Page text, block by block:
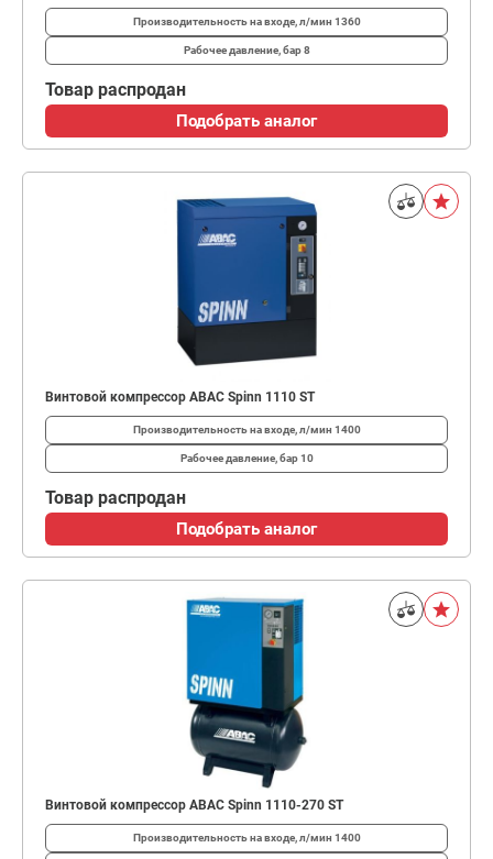
Производительность на входе, л/мин 1360
Рабочее давление, бар8
Товар распродан
Подобрать аналог
Винтовой компрессор ABAC Spinn 1110 ST
Производительность на входе, л/мин 1400
Рабочее давление, бар10
Товар распродан
Подобрать аналог
Винтовой компрессор ABAC Spinn 1110-270 ST
Производительность на входе, л/мин 1400